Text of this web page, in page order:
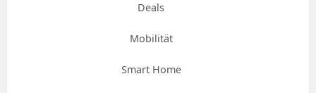
Deals
Mobilität
Smart Home